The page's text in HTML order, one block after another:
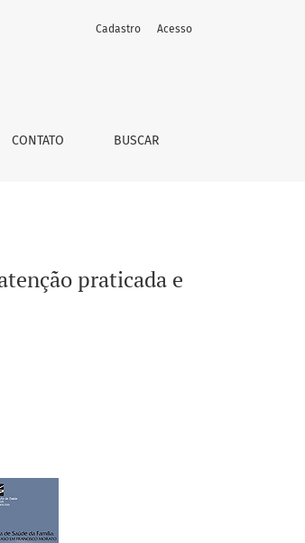
CONTATO BUSCAR
Cadastro Acesso
praticada e